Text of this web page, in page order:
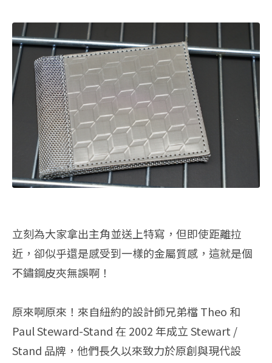
立刻為大家拿出主角並送上特寫，但即使距離拉
近，卻似乎還是感受到一樣的金屬質感，這就是個
不鏽鋼皮夾無誤啊！
原來啊原來！來自紐約的設計師兄弟檔 Theo 和
Paul Steward-Stand 在 2002 年成立 Stewart /
Stand 品牌，他們長久以來致力於原創與現代設